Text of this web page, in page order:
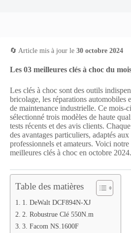
🔄 Article mis à jour le 30 octobre 2024
Les 03 meilleures clés à choc du
Les clés à choc sont des outils
bricolage, les réparations automobiles
de maintenance industrielle. Ce mois-
sélectionné trois modèles de haute
tests récents et des avis clients.
des avantages particuliers, adaptés aux
professionnels et amateurs. Voici notre
meilleures clés à choc en octobre 2024.
Table des matières
1. DeWalt DCF894N-XJ
2. Robustrue Clé 550N.m
3. Facom NS.1600F